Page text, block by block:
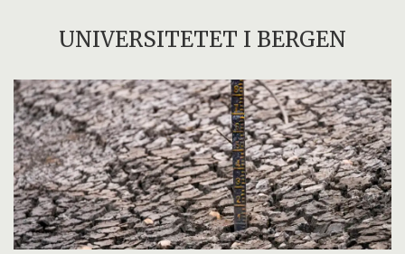
UNIVERSITETET I BERGEN